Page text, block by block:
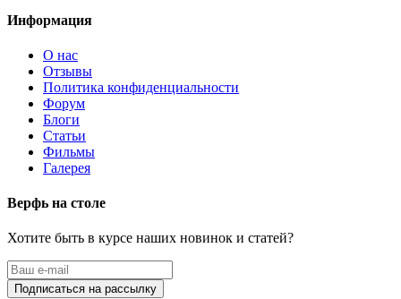
Информация
О нас
Отзывы
Политика конфиденциальности
Форум
Блоги
Статьи
Фильмы
Галерея
Верфь на столе
Хотите быть в курсе наших новинок и статей?